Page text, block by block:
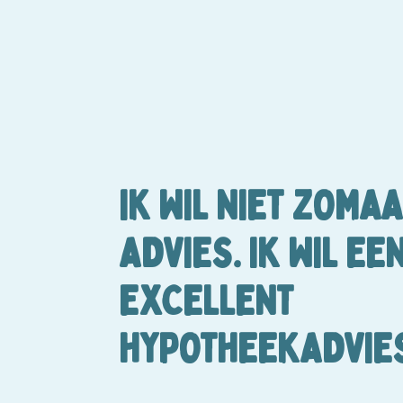
IK WIL NIET
ADVIES.IK WIL
EXCELLENT